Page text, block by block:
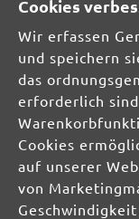
SCHLEIFMITTEL
Multi- &
Schwingschleifer
Handschleifer
Trockenbauschleifer
Exzenterschleifer
STAUBFREI-
Cookies
Wir erfassen
und speichern
das
erforderlich
Cookies
auf unserer
von